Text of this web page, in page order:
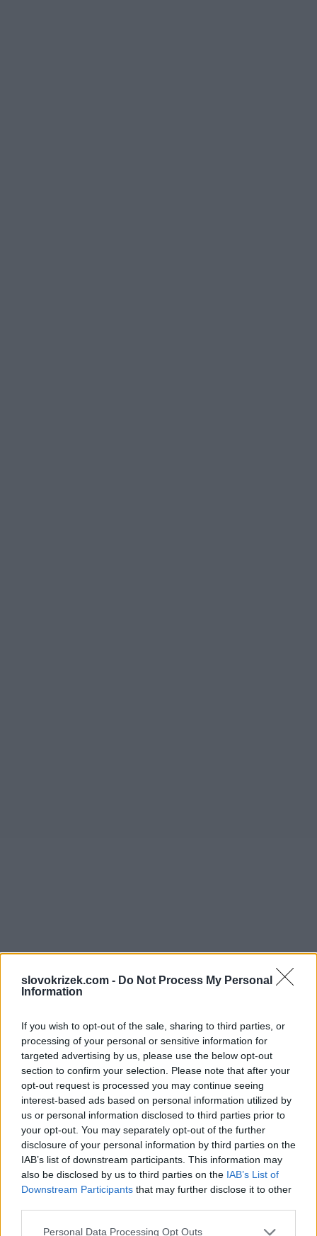
slovokrizek.com - Do Not Process My Personal
Information
If you wish to opt-out of the sale, sharing to third parties, or
processing of your personal or sensitive information for
targeted advertising by us, please use the below opt-out
section to confirm your selection. Please note that after your
opt-out request is processed you may continue seeing
interest-based ads based on personal information utilized by
us or personal information disclosed to third parties prior to
your opt-out. You may separately opt-out of the further
disclosure of your personal information by third parties on the
IAB’s list of downstream participants. This information may
also be disclosed by us to third parties on the IAB’s List of
Downstream Participants that may further disclose it to other
Personal Data Processing Opt Outs